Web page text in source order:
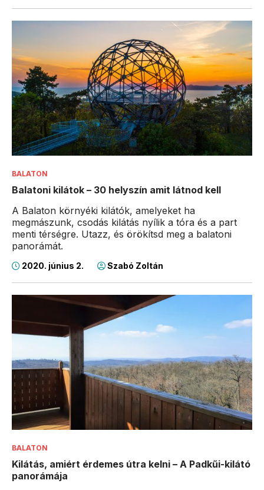
BALATON
Balatoni kilátok – 30 helyszín amit látnod kell
A Balaton környéki kilátók, amelyeket ha
megmászunk, csodás kilátás nyílik a tóra és a part
menti térségre. Utazz, és örökítsd meg a balatoni
panorámát.
2020. június 2. Szabó Zoltán
BALATON
Kilátás, amiért érdemes útra kelni – A Padkűi-kilátó
panorámája